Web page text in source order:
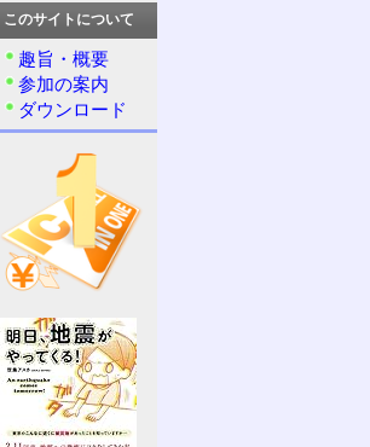
このサイトについて
趣旨・概要
参加の案内
ダウンロード